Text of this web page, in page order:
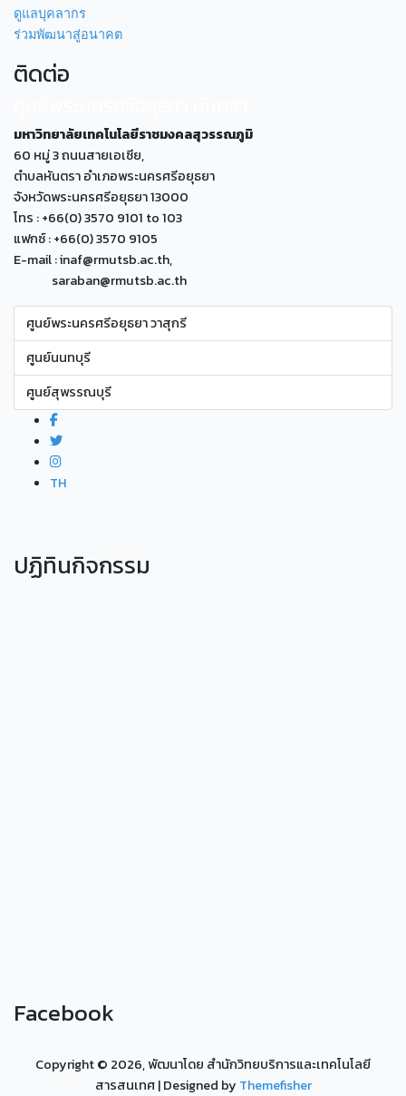
ดูแลบุคลากร
ร่วมพัฒนาสู่อนาคต
ติดต่อ
มหาวิทยาลัยเทคโนโลยีราชมงคลสุวรรณภูมิ
60 หมู่ 3 ถนนสายเอเซีย,
ตำบลหันตรา อำเภอพระนครศรีอยุธยา
จังหวัดพระนครศรีอยุธยา 13000
โทร : +66(0) 3570 9101 to 103
แฟกซ์ : +66(0) 3570 9105
E-mail : inaf@rmutsb.ac.th,
saraban@rmutsb.ac.th
ศูนย์พระนครศรีอยุธยา วาสุกรี
ศูนย์นนทบุรี
ศูนย์สุพรรณบุรี
TH
ปฏิทินกิจกรรม
Facebook
Copyright © 2026, พัฒนาโดย สำนักวิทยบริการและเทคโนโลยี
สารสนเทศ| Designed by Themefisher